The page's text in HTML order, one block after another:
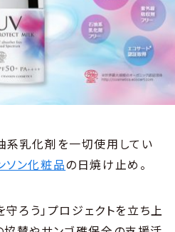
系乳化剤を一切使用してい
ソン化粧品の日焼け止め。
ろう」プロジェクトを立ち上